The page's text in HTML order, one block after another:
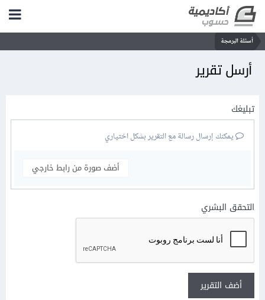
أسئلة البرمجة
أرسل تقرير
تبليغك
يمكنك إرسال رسالة مع التقرير بشكل اختياري
أضف صورة من رابط خارجي
التحقق البشري
أضف التقرير